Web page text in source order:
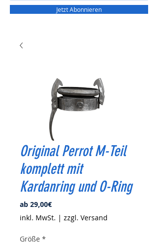
Jetzt Abonnieren
Original Perrot M-Teil
komplett mit
Kardanring und O-Ring
ab 29,00€Sale-
Preis
inkl. MwSt. | zzgl. Versand
Größe *